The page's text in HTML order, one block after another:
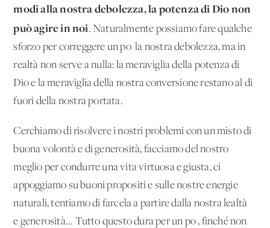
modi alla nostra debolezza, la po­tenza di Dio non
può agire in noi. Naturalmente possiamo fare qualche
sforzo per correggere un po' la nostra debolezza, ma in
realtà non serve a nulla: la meraviglia della potenza di
Dio e la meraviglia della nostra conversione restano al di
fuori della no­stra portata.
Cerchiamo di risolvere i nostri problemi con un misto di
buona volontà e di generosità, facciamo del nostro
meglio per condurre una vita virtuosa e giusta, ci
appoggiamo su buoni pro­positi e sulle nostre energie
naturali, tentiamo di farcela a parti­re dalla nostra lealtà
e generosità... Tutto questo dura per un po', finché non